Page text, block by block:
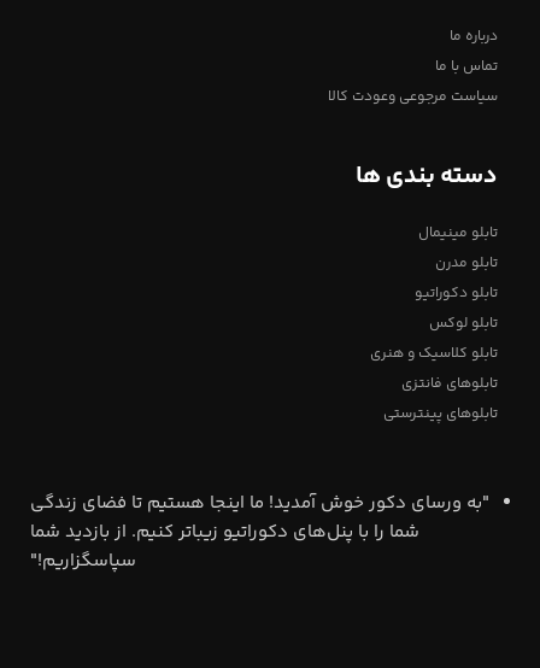
درباره ما
تماس با ما
سیاست مرجوعی وعودت کالا
دسته بندی ها
تابلو مینیمال
تابلو مدرن
تابلو دکوراتیو
تابلو لوکس
تابلو کلاسیک و هنری
تابلوهای فانتزی
تابلوهای پینترستی
"به ورسای دکور خوش آمدید! ما اینجا هستیم تا فضای زندگی
شما را با پنل‌های دکوراتیو زیباتر کنیم. از بازدید شما
سپاسگزاریم!"